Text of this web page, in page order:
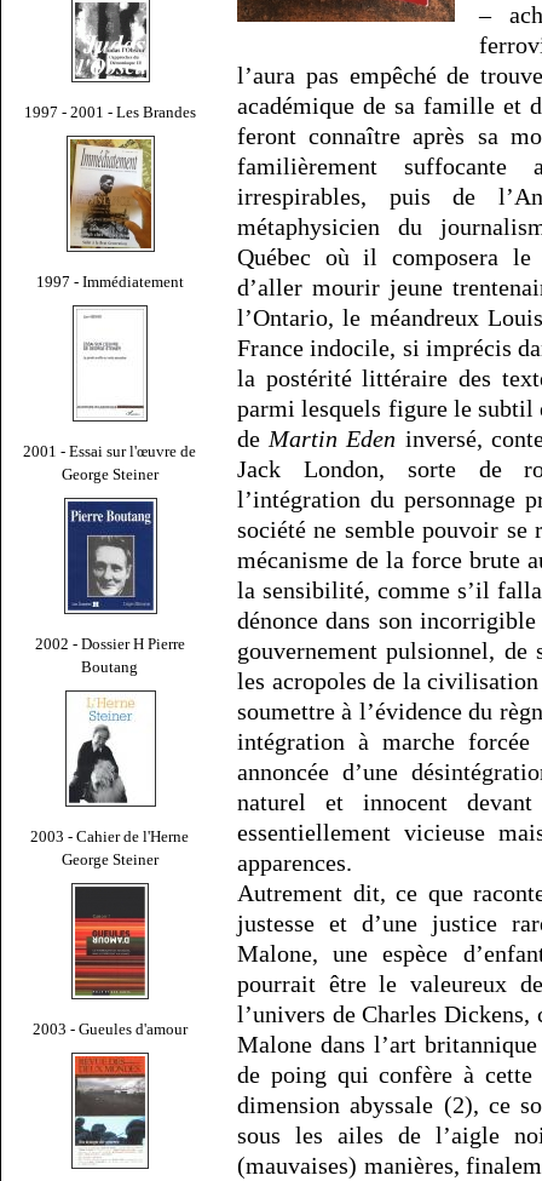
1997 - 2001 - Les Brandes
1997 - Immédiatement
2001 - Essai sur l'œuvre de
George Steiner
2002 - Dossier H Pierre
Boutang
2003 - Cahier de l'Herne
George Steiner
2003 - Gueules d'amour
–
l’aura pas empêché de
académique de sa famille et
feront connaître après sa
familièrement
irrespirables, puis de
métaphysicien du
Québec où il composera
d’aller mourir jeune
l’Ontario, le méandreux
France indocile, si imprécis
la postérité littéraire des
parmi lesquels figure le
de Martin Eden inversé,
Jack London, sorte de
l’intégration du personnage
société ne semble pouvoir se
mécanisme de la force brute
la sensibilité, comme s’il
dénonce dans son
gouvernement pulsionnel,
les acropoles de la
soumettre à l’évidence du
intégration à marche forcée
annoncée d’une
naturel et innocent devant
essentiellement vicieuse
apparences.
Autrement dit, ce que
justesse et d’une justice
Malone, une espèce
pourrait être le valeureux
l’univers de Charles Dickens,
Malone dans l’art
de poing qui confère à
dimension abyssale (2), ce
sous les ailes de l’aigle
(mauvaises) manières,